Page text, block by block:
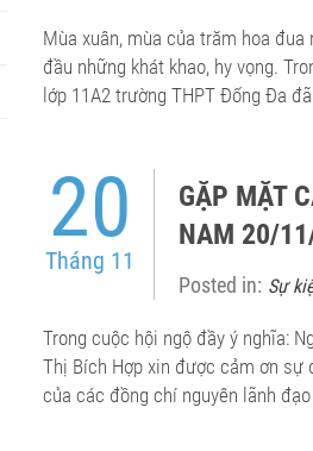
Mùa xuân, mùa của trăm hoa
đầu những khát khao, hy vọng.
lớp 11A2 trường THPT Đống Đa
20
Tháng 11
GẶP MẶT
NAM 20/
Posted in: Sự
Trong cuộc hội ngộ đầy ý nghĩa:
Thị Bích Hợp xin được cảm ơn sự
của các đồng chí nguyên lãnh